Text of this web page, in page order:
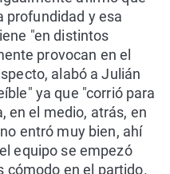
profundidad y esa
"en distintos
provocan en el
alabó a Julián
ya que "corrió para
en el medio, atrás, en
entró muy bien, ahí
equipo se empezó
cómodo en el partido.